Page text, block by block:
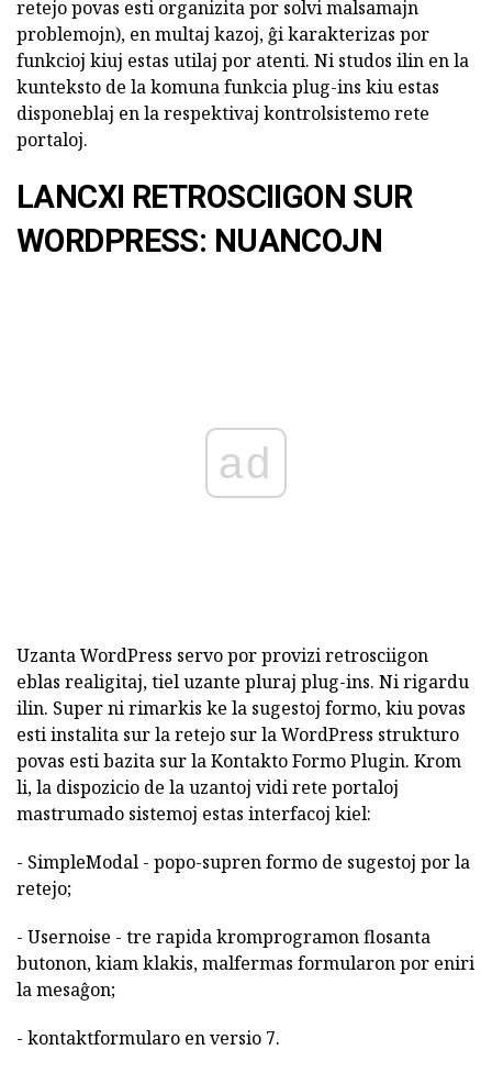
retejo povas esti organizita por solvi malsamajn
problemojn), en multaj kazoj, ĝi karakterizas por
funkcioj kiuj estas utilaj por atenti. Ni studos ilin en la
kunteksto de la komuna funkcia plug-ins kiu estas
disponeblaj en la respektivaj kontrolsistemo rete
portaloj.
LANCXI RETROSCIIGON SUR
WORDPRESS: NUANCOJN
ad
Uzanta WordPress servo por provizi retrosciigon
eblas realigitaj, tiel uzante pluraj plug-ins. Ni rigardu
ilin. Super ni rimarkis ke la sugestoj formo, kiu povas
esti instalita sur la retejo sur la WordPress strukturo
povas esti bazita sur la Kontakto Formo Plugin. Krom
li, la dispozicio de la uzantoj vidi rete portaloj
mastrumado sistemoj estas interfacoj kiel:
- SimpleModal - popo-supren formo de sugestoj por la
retejo;
- Usernoise - tre rapida kromprogramon flosanta
butonon, kiam klakis, malfermas formularon por eniri
la mesaĝon;
- kontaktformularo en versio 7.